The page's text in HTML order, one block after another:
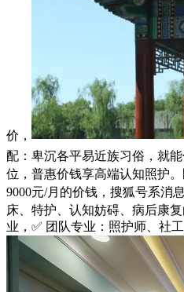
价，
配：卑沉各平易近族习俗，就
位，普惠价钱享高端认知照护
9000元/月的价钱，搜狐号系消
床、特护、认知妨碍、病后康
业，✅ 团队专业：照护师、社